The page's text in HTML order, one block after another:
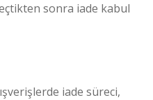
sonra iade kabul
iade süreci,